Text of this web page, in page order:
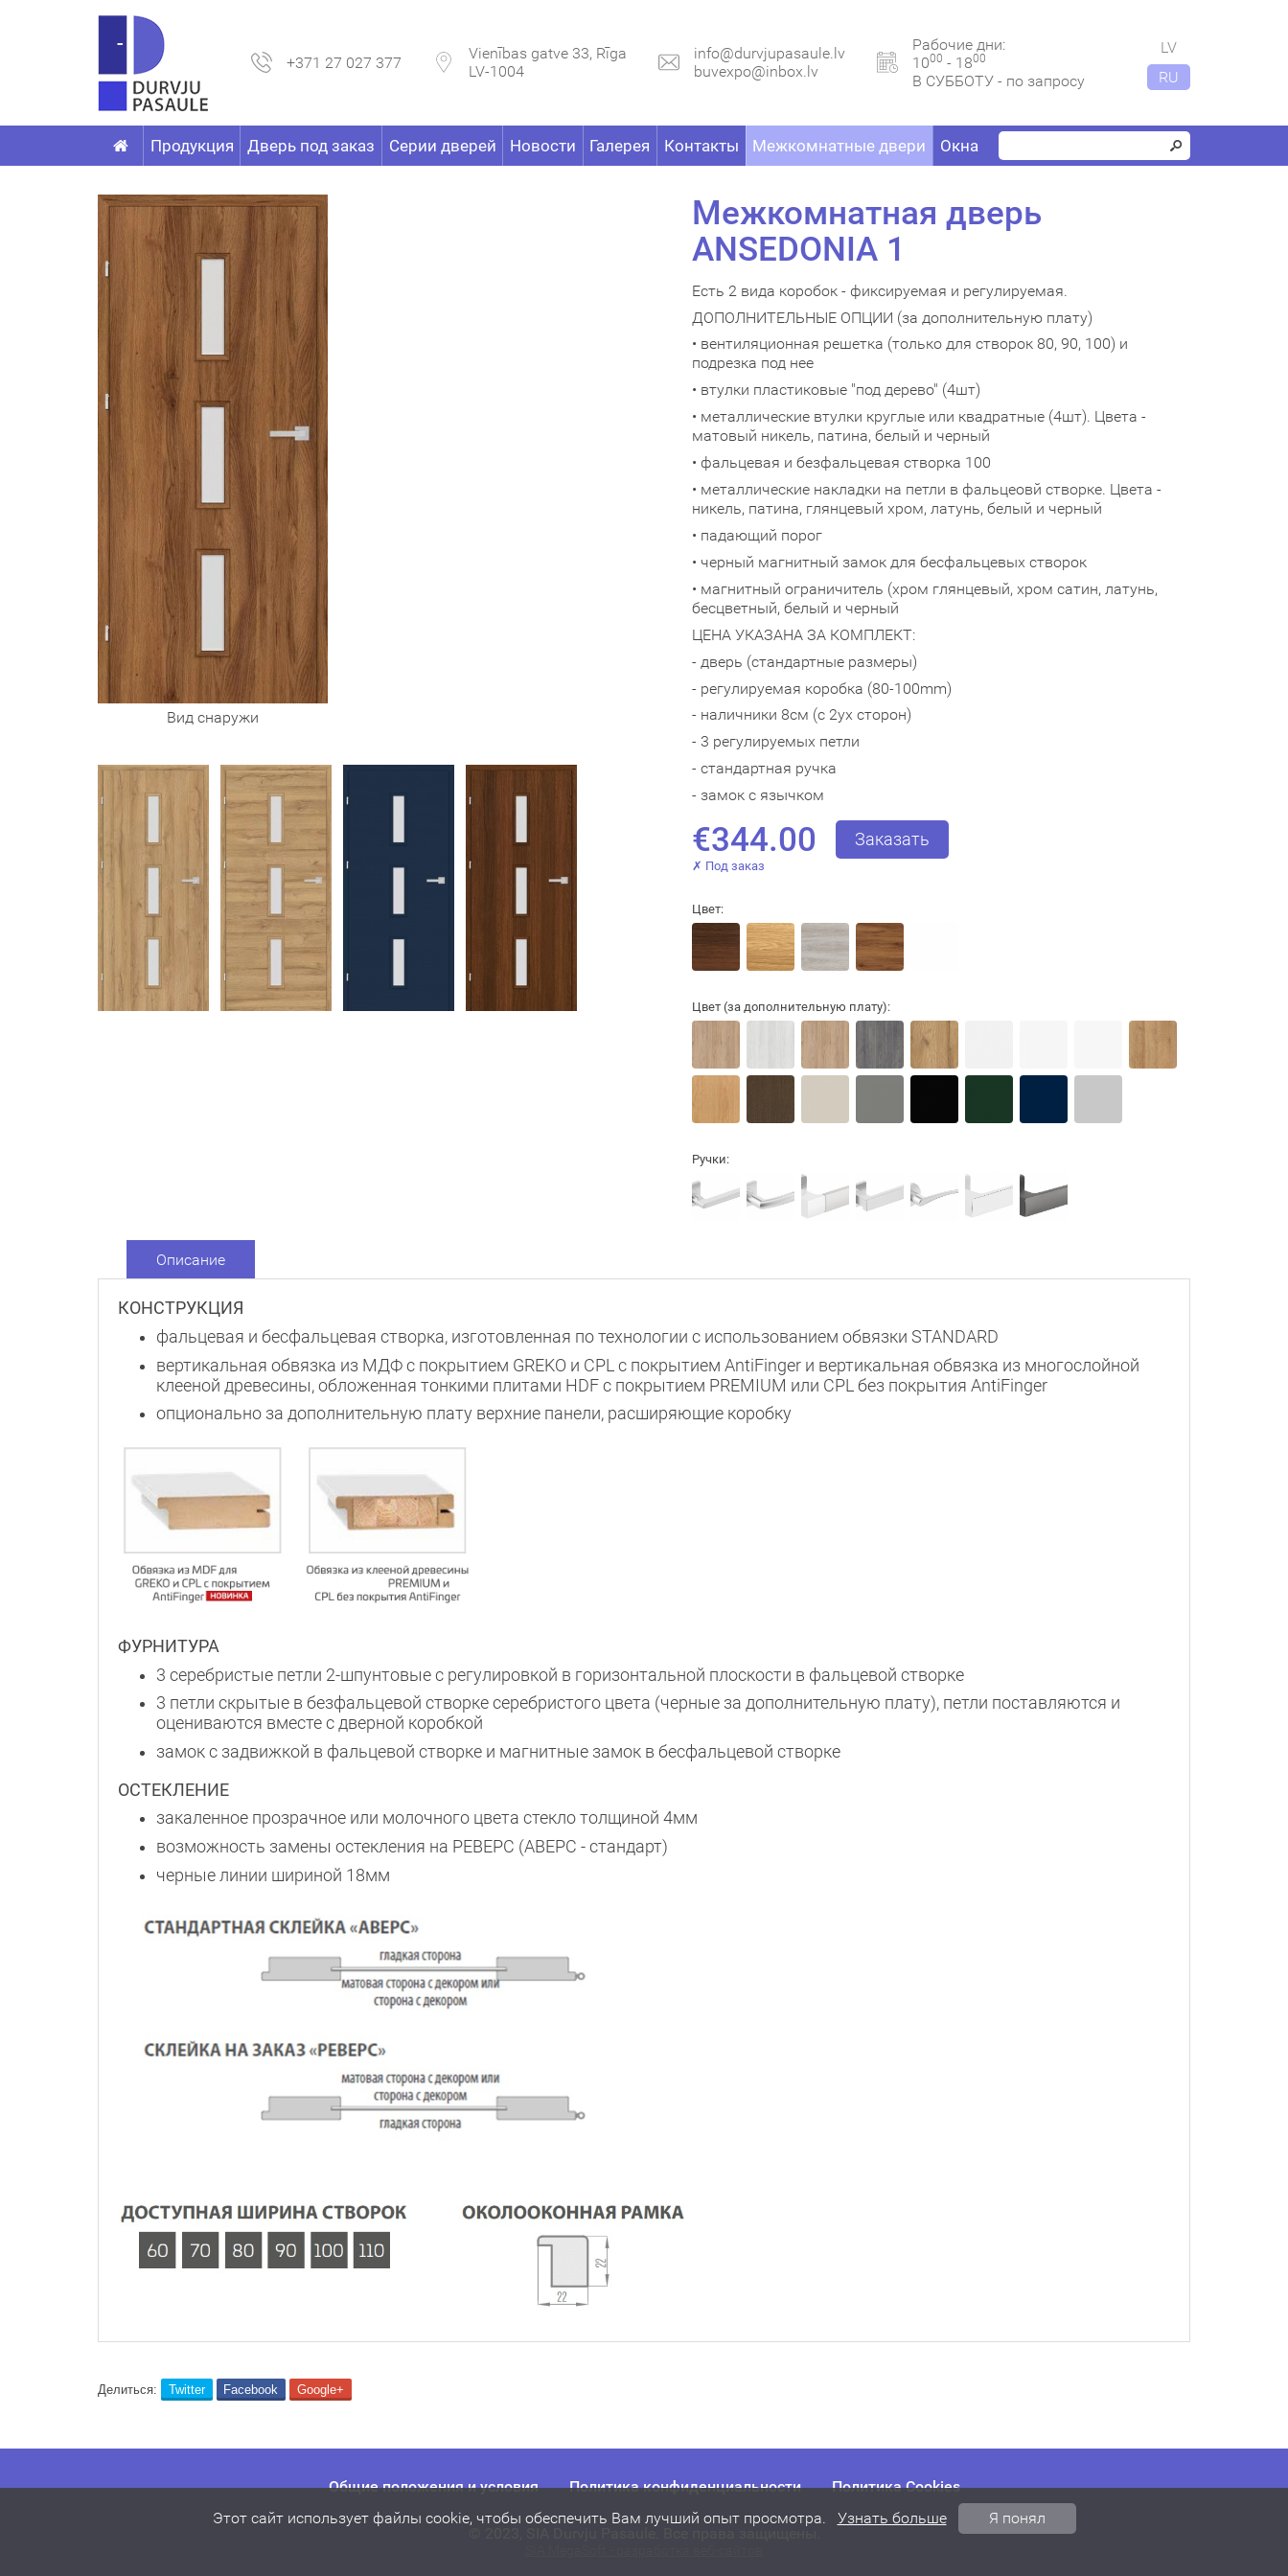
+371 27 027 377
Vienības gatve 33, Rīga
LV-1004
info@durvjupasaule.lv
buvexpo@inbox.lv
Рабочие дни:
1000 - 1800
В СУББОТУ - по запросу
LV
RU
Продукция Дверь под заказ Серии дверей Новости Галерея Контакты Межкомнатные двери Окна
Вид снаружи
Межкомнатная дверь
ANSEDONIA 1
Есть 2 вида коробок - фиксируемая и регулируемая.
ДОПОЛНИТЕЛЬНЫЕ ОПЦИИ (за дополнительную плату)
• вентиляционная решетка (только для створок 80, 90, 100) и
подрезка под нее
• втулки пластиковые "под дерево" (4шт)
• металлические втулки круглые или квадратные (4шт). Цвета -
матовый никель, патина, белый и черный
• фальцевая и безфальцевая створка 100
• металлические накладки на петли в фальцеовй створке. Цвета -
никель, патина, глянцевый хром, латунь, белый и черный
• падающий порог
• черный магнитный замок для бесфальцевых створок
• магнитный ограничитель (хром глянцевый, хром сатин, латунь,
бесцветный, белый и черный
ЦЕНА УКАЗАНА ЗА КОМПЛЕКТ:
- дверь (стандартные размеры)
- регулируемая коробка (80-100mm)
- наличники 8см (с 2ух сторон)
- 3 регулируемых петли
- стандартная ручка
- замок с язычком
€344.00 Заказать
✗ Под заказ
Цвет:
Цвет (за дополнительную плату):
Ручки:
Описание
КОНСТРУКЦИЯ
фальцевая и бесфальцевая створка, изготовленная по технологии с использованием обвязки STANDARD
вертикальная обвязка из МДФ с покрытием GREKO и CPL с покрытием AntiFinger и вертикальная обвязка из многослойной
клееной древесины, обложенная тонкими плитами HDF с покрытием PREMIUM или CPL без покрытия AntiFinger
опционально за дополнительную плату верхние панели, расширяющие коробку
ФУРНИТУРА
3 серебристые петли 2-шпунтовые с регулировкой в горизонтальной плоскости в фальцевой створке
3 петли скрытые в безфальцевой створке серебристого цвета (черные за дополнительную плату), петли поставляются и
оцениваются вместе с дверной коробкой
замок с задвижкой в фальцевой створке и магнитные замок в бесфальцевой створке
ОСТЕКЛЕНИЕ
закаленное прозрачное или молочного цвета стекло толщиной 4мм
возможность замены остекления на РЕВЕРС (АВЕРС - стандарт)
черные линии шириной 18мм
Делиться: Twitter Facebook Google+
Общие положения и условия Политика конфиденциальности Политика Cookies
dzīvoklim
Закрыть!
Этот сайт использует файлы cookie, чтобы обеспечить Вам лучший опыт просмотра. Узнать больше Я понял